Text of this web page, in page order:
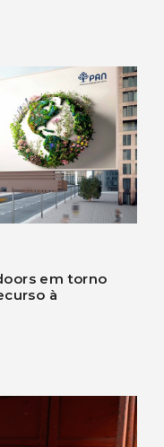
em torno
à